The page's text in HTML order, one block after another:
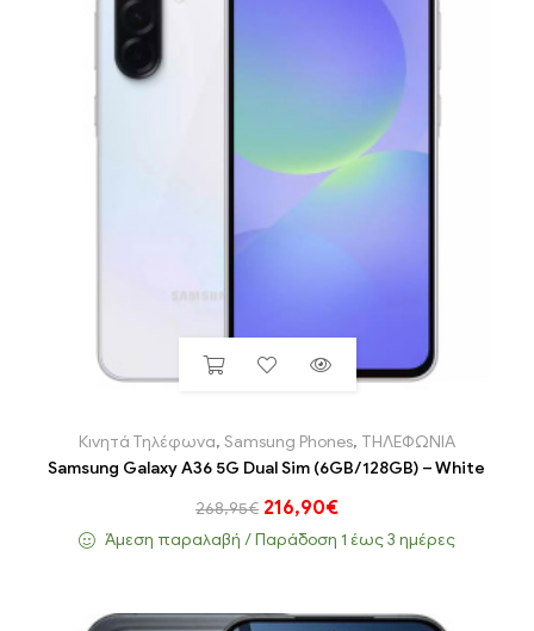
Κινητά Τηλέφωνα, Samsung Phones, ΤΗΛΕΦΩΝΙΑ
Samsung Galaxy A36 5G Dual Sim (6GB/128GB) – White
268,95€ 216,90€
Άμεση παραλαβή / Παράδoση 1 έως 3 ημέρες